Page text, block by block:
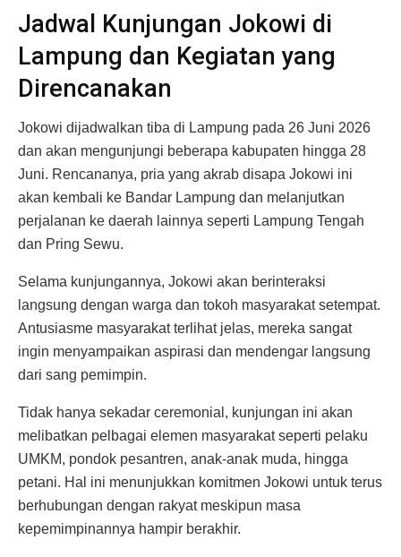
Jadwal Kunjungan Jokowi di
Lampung dan Kegiatan yang
Direncanakan
Jokowi dijadwalkan tiba di Lampung pada 26 Juni 2026
dan akan mengunjungi beberapa kabupaten hingga 28
Juni. Rencananya, pria yang akrab disapa Jokowi ini
akan kembali ke Bandar Lampung dan melanjutkan
perjalanan ke daerah lainnya seperti Lampung Tengah
dan Pring Sewu.
Selama kunjungannya, Jokowi akan berinteraksi
langsung dengan warga dan tokoh masyarakat setempat.
Antusiasme masyarakat terlihat jelas, mereka sangat
ingin menyampaikan aspirasi dan mendengar langsung
dari sang pemimpin.
Tidak hanya sekadar ceremonial, kunjungan ini akan
melibatkan pelbagai elemen masyarakat seperti pelaku
UMKM, pondok pesantren, anak-anak muda, hingga
petani. Hal ini menunjukkan komitmen Jokowi untuk terus
berhubungan dengan rakyat meskipun masa
kepemimpinannya hampir berakhir.